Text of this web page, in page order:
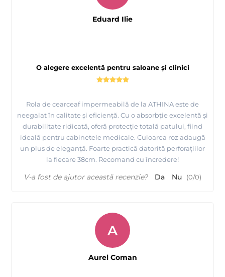
O alegere excelentă pentru saloane și clinici
Rola de cearceaf impermeabilă de la ATHINA este de
neegalat în calitate și eficiență. Cu o absorbție excelentă și
durabilitate ridicată, oferă protecție totală patului, fiind
ideală pentru cabinetele medicale. Culoarea roz adaugă
un plus de eleganță. Foarte practică datorită perforațiilor
la fiecare 38cm. Recomand cu încredere!
Eduard Ilie
V-a fost de ajutor această recenzie? Da Nu (0/0)
A
Aurel Coman